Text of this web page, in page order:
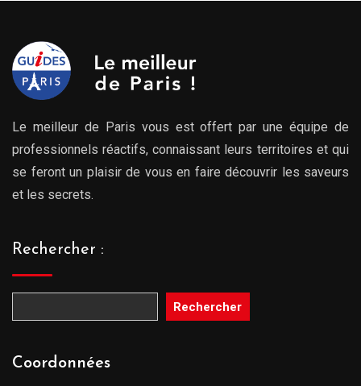
Le meilleur de Paris vous est offert par une équipe de
professionnels réactifs, connaissant leurs territoires et qui
se feront un plaisir de vous en faire découvrir les saveurs
et les secrets.
Rechercher :
Rechercher
Coordonnées